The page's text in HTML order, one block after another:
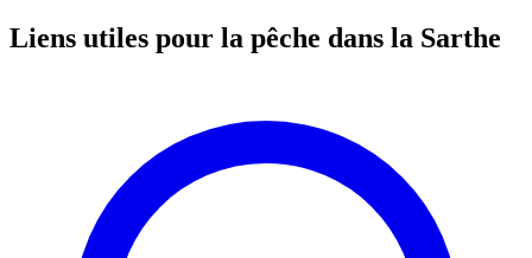
Liens utiles pour la pêche dans la Sarthe